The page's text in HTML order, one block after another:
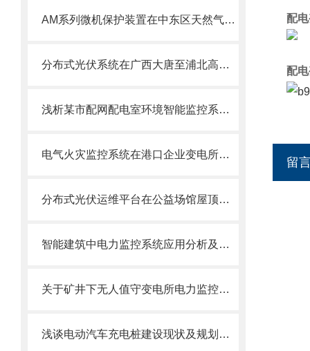
AM系列微机保护装置在中东区天然气回收站配电工程中的应用
分布式光伏系统在广西大唐至浦北高速高速（大片坡村）项目中应用
浅析某市配网配电室环境智能监控系统建设探索与实践
电气火灾监控系统在港口企业变电所中的 应用
分布式光伏运维平台在公益场馆屋顶光伏发电系统的应用分析
智能建筑中电力监控系统应用分析及前景优化
关于矿井下无人值守变电所电力监控系统的探讨与产品选型
浅谈电动汽车充电桩建设现状及规划方案
配
配
留